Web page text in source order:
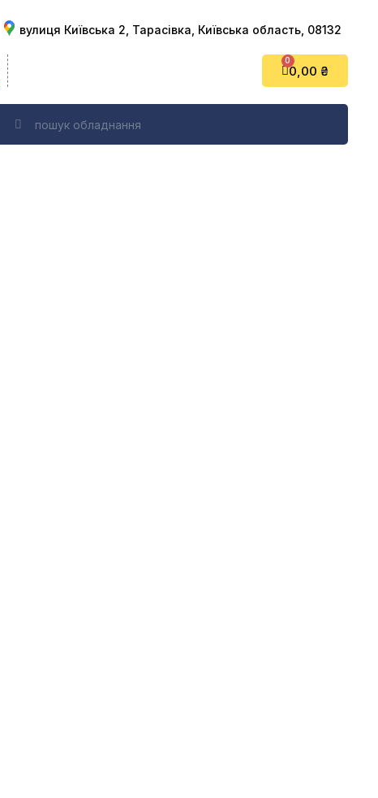
вулиця Київська 2, Тарасівка, Київська область, 08132
0,00 ₴